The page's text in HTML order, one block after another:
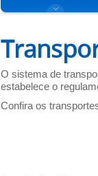
O sistema de
estabelece o
Confira os